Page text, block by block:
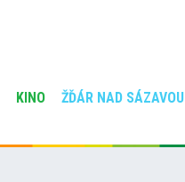
KINO ŽĎÁR NAD SÁZAVOU